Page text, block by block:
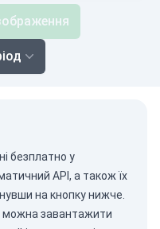
безплатно у
API , а також їх
на кнопку нижче.
можна завантажити